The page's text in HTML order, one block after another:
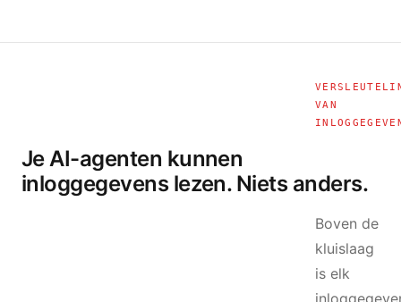
VAN
Je AI-agenten kunnen
inloggegevens lezen. Niets anders.
Boven de
kluislaag
is elk